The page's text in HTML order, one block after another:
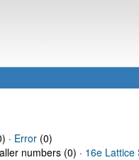
· Error(0)
numbers (0) · 16e Lattice